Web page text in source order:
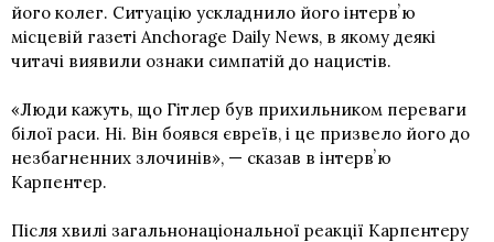
його колег. Ситуацію ускладнило його інтервʼю
місцевій газеті Anchorage Daily News, в якому деякі
читачі виявили ознаки симпатій до нацистів.
«Люди кажуть, що Гітлер був прихильником переваги
білої раси. Ні. Він боявся євреїв, і це призвело його до
незбагненних злочинів», — сказав в інтервʼю
Карпентер.
Після хвилі загальнонаціональної реакції Карпентеру